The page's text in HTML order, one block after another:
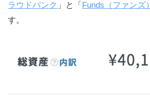
ラウドバンク 」と「 Funds（ファンズ）
す。